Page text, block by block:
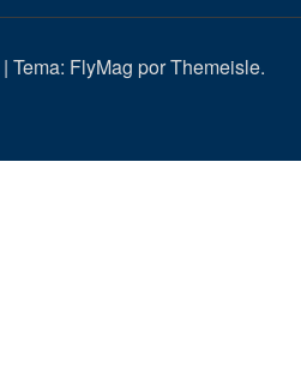
| Tema: FlyMag por Themeisle.
Tauríd’imatges